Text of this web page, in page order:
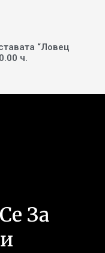
“Ловец
ч.
За